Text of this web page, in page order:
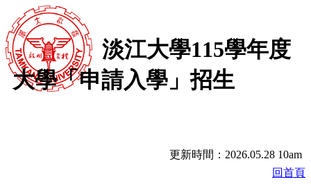
淡江大學115學年度
大學「申請入學」招生
更新時間：2026.05.28 10am
回首頁